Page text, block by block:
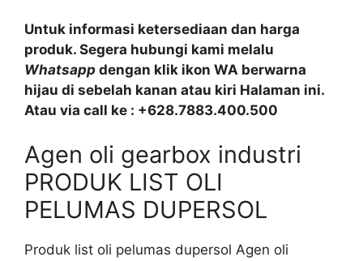
Untuk informasi ketersediaan dan harga
produk. Segera hubungi kami melalu
Whatsapp dengan klik ikon WA berwarna
hijau di sebelah kanan atau kiri Halaman ini.
Atau via call ke : +628.7883.400.500
Agen oli gearbox industri
PRODUK LIST OLI
PELUMAS DUPERSOL
Produk list oli pelumas dupersol Agen oli